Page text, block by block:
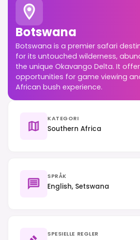
Botswana
Botswana is a premier safari
for its untouched wilderness,
the unique Okavango Delta. It
opportunities for game viewing
African bush experience.
KATEGORI
Southern Africa
SPRÅK
English, Setswana
SPESIELLE REGLER